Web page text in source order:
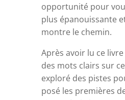
opportunité pour
plus épanouissante
montre le chemin.
Après avoir lu ce
des mots clairs sur
exploré des pistes
posé les premières